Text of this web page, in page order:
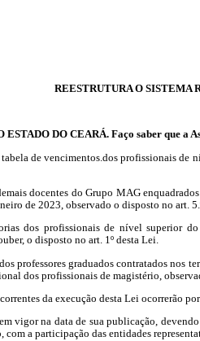
REESTRUTURA O SISTEMA
ESTADO DO CEARÁ. Faço saber que a
de vencimentos. dos profissionais de
docentes do Grupo MAG
de 2023, observado o disposto no art.
dos profissionais de nível superior
o disposto no art. 1º desta Lei.
professores graduados contratados nos
dos profissionais de magistério,
da execução desta Lei ocorrerão
vigor na data de sua publicação,
com a participação das entidades